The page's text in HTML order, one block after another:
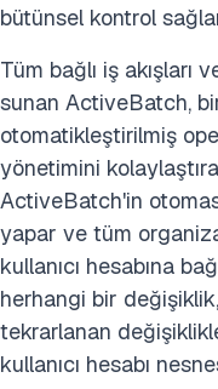
bütünsel kontrol
Tüm bağlı iş akışları
sunan ActiveBatch,
otomatikleştirilmiş
yönetimini
ActiveBatch'in
yapar ve tüm
kullanıcı hesabına
herhangi bir
tekrarlanan
kullanıcı hesabı